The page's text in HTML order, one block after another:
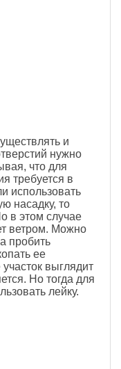
и
нужно
что для
требуется в
использовать
насадку, то
в этом случае
ветром. Можно
пробить
ее
выглядит
Но тогда для
лейку.